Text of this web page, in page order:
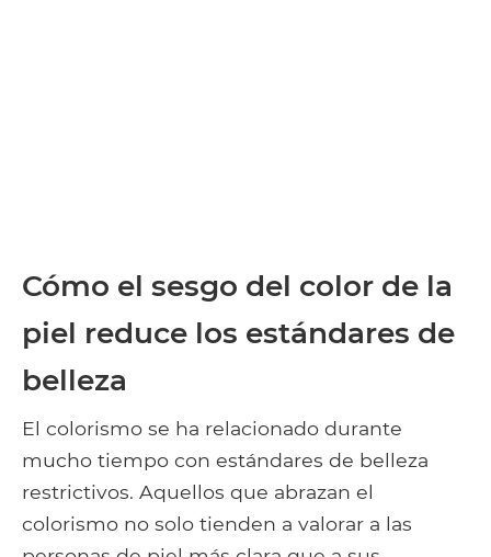
Cómo el sesgo del color de la
piel reduce los estándares de
belleza
El colorismo se ha relacionado durante
mucho tiempo con estándares de belleza
restrictivos. Aquellos que abrazan el
colorismo no solo tienden a valorar a las